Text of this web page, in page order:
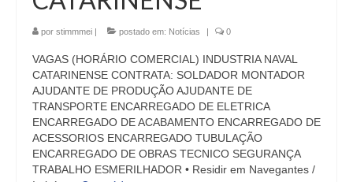
por stimmmei | postado em: Notícias | 0
VAGAS (HORÁRIO COMERCIAL) INDUSTRIA NAVAL
CATARINENSE CONTRATA: SOLDADOR MONTADOR
AJUDANTE DE PRODUÇÃO AJUDANTE DE
TRANSPORTE ENCARREGADO DE ELETRICA
ENCARREGADO DE ACABAMENTO ENCARREGADO DE
ACESSORIOS ENCARREGADO TUBULAÇÃO
ENCARREGADO DE OBRAS TECNICO SEGURANÇA
TRABALHO ESMERILHADOR • Residir em Navegantes /